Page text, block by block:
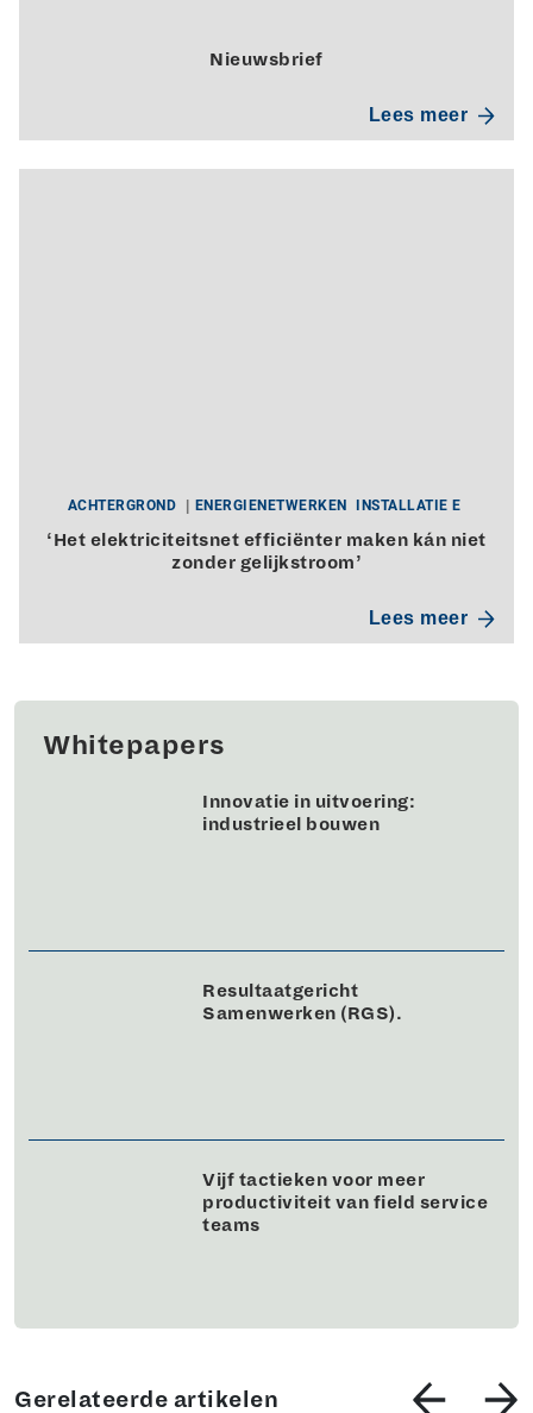
Nieuwsbrief
Lees meer
ACHTERGROND ENERGIENETWERKEN INSTALLATIE E
‘Het elektriciteitsnet efficiënter maken kán niet
zonder gelijkstroom’
Lees meer
Whitepapers
Innovatie in uitvoering:
industrieel bouwen
Resultaatgericht
Samenwerken (RGS).
Vijf tactieken voor meer
productiviteit van field service
teams
Gerelateerde artikelen